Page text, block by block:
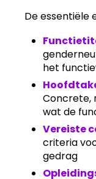
De essentiële
het
Concrete,
wat de
Vereiste
criteria
gedrag